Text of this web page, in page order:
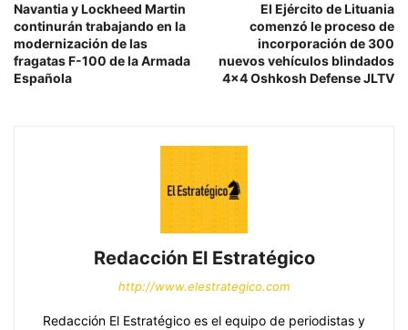
Navantia y Lockheed Martin
continurán trabajando en la
modernización de las
fragatas F-100 de la Armada
Española
El Ejército de Lituania
comenzó le proceso de
incorporación de 300
nuevos vehículos blindados
4×4 Oshkosh Defense JLTV
Redacción El Estratégico
http://www.elestrategico.com
Redacción El Estratégico es el equipo de periodistas y